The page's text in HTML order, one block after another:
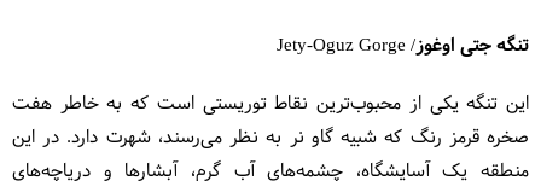
تنگه جتی اوغوز/ Jety-Oguz Gorge
این تنگه یکی از محبوب‌ترین نقاط توریستی است که به خاطر هفت
صخره قرمز رنگ که شبیه گاو نر به نظر می‌رسند، شهرت دارد. در این
منطقه یک آسایشگاه، چشمه‌های آب گرم، آبشارها و دریاچه‌های